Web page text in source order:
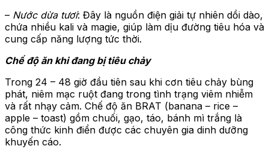
– Nước dừa tươi: Đây là nguồn điện giải tự nhiên dồi dào,
chứa nhiều kali và magie, giúp làm dịu đường tiêu hóa và
cung cấp năng lượng tức thời.
Chế độ ăn khi đang bị tiêu chảy
Trong 24 – 48 giờ đầu tiên sau khi cơn tiêu chảy bùng
phát, niêm mạc ruột đang trong tình trạng viêm nhiễm
và rất nhạy cảm. Chế độ ăn BRAT (banana – rice –
apple – toast) gồm chuối, gạo, táo, bánh mì trắng là
công thức kinh điển được các chuyên gia dinh dưỡng
khuyến cáo.